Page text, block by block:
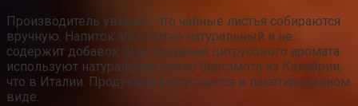
Производитель уверяет, что чайные листья собираются
вручную. Напиток абсолютно натуральный и не
содержит добавок. Для придания цитрусового аромата
используют натуральное масло бергамота из Калабрии,
что в Италии. Продукция выпускается в пакетированном
виде.